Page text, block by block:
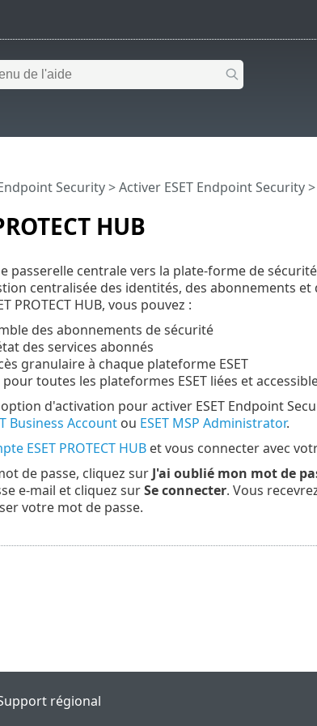
HUB
Security>Activer ESET Endpoint Security>
passerelle centrale vers la plate-forme de
centralisée des identités, des abonnements
PROTECT HUB, vous pouvez :
des abonnements de sécurité
des services abonnés
granulaire à chaque plateforme ESET
toutes les plateformes ESET liées et
d'activation pour activer ESET Endpoint
Business Accountou ESET MSP Administrator.
ESET PROTECT HUBet vous connecter avec
de passe, cliquez sur J'ai oublié mon mot de
e-mail et cliquez surSe connecter. Vous
votre mot de passe.
régional